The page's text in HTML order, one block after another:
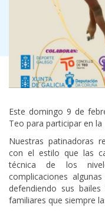
Este domingo 9 de
Teo para participar en la
Nuestras patinadoras
con el estilo que las
técnica de los
complicaciones
defendiendo sus
familiares que siempre